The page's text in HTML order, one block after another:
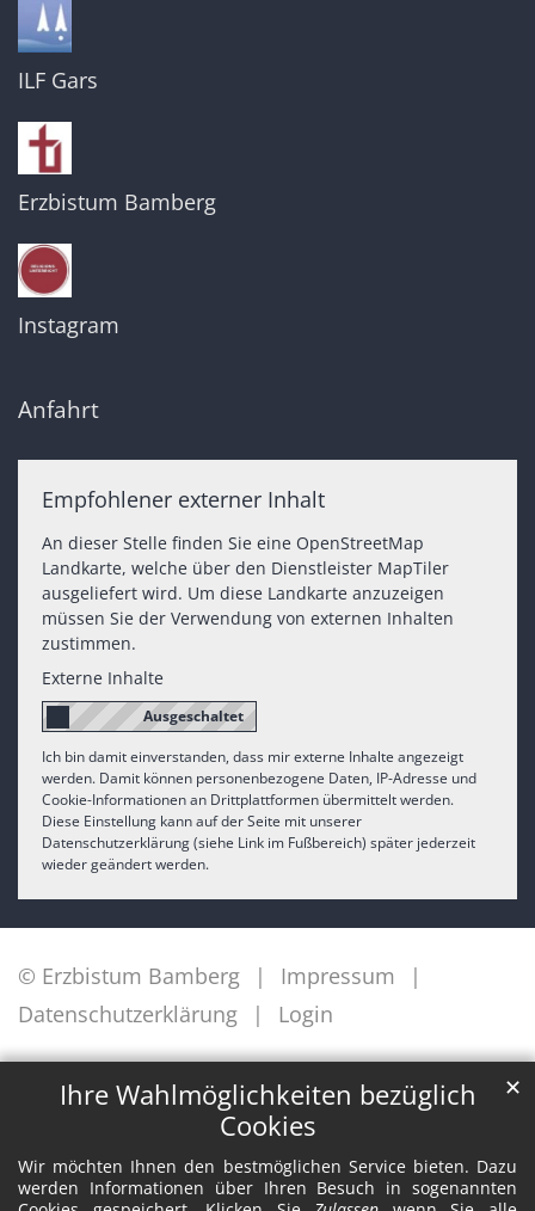
Ihre Wahlmöglichkeiten bezüglich
Cookies
Wir möchten Ihnen den bestmöglichen Service bieten. Dazu
werden Informationen über Ihren Besuch in sogenannten
✕
ILF Gars
Erzbistum Bamberg
Instagram
Anfahrt
Empfohlener externer Inhalt
An dieser Stelle finden Sie eine OpenStreetMap
Landkarte, welche über den Dienstleister MapTiler
ausgeliefert wird. Um diese Landkarte anzuzeigen
müssen Sie der Verwendung von externen Inhalten
zustimmen.
Externe Inhalte
Ich bin damit einverstanden, dass mir externe Inhalte angezeigt
werden. Damit können personenbezogene Daten, IP-Adresse und
Cookie-Informationen an Drittplattformen übermittelt werden.
Diese Einstellung kann auf der Seite mit unserer
Datenschutzerklärung (siehe Link im Fußbereich) später jederzeit
wieder geändert werden.
© Erzbistum Bamberg
Impressum
Datenschutzerklärung
Login